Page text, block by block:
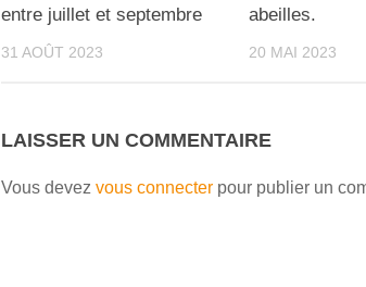
entre juillet et septembre
31 AOÛT 2023
abeilles.
20 MAI 2023
LAISSER UN COMMENTAIRE
Vous devez vous connecter pour publier un